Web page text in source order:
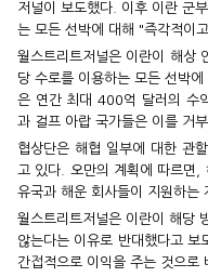
저널이 보도했다. 이후 이란 군
는 모든 선박에 대해 "즉각적이
월스트리트저널은 이란이 해상
당 수로를 이용하는 모든 선박
은 연간 최대 400억 달러의 수
과 걸프 아랍 국가들은 이를 거부
협상단은 해협 일부에 대한 관
고 있다. 오만의 계획에 따르면,
유국과 해운 회사들이 지원하는
월스트리트저널은 이란이 해당
않는다는 이유로 반대했다고 보
간접적으로 이익을 주는 것으로